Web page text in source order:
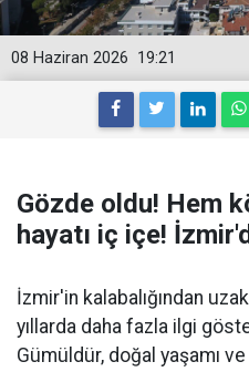
19:21
08 Haziran 2026
Gözde oldu! Hem
hayatı iç içe!
İzmir'in kalabalığından
yıllarda daha fazla ilgi
Gümüldür, doğal yaşamı